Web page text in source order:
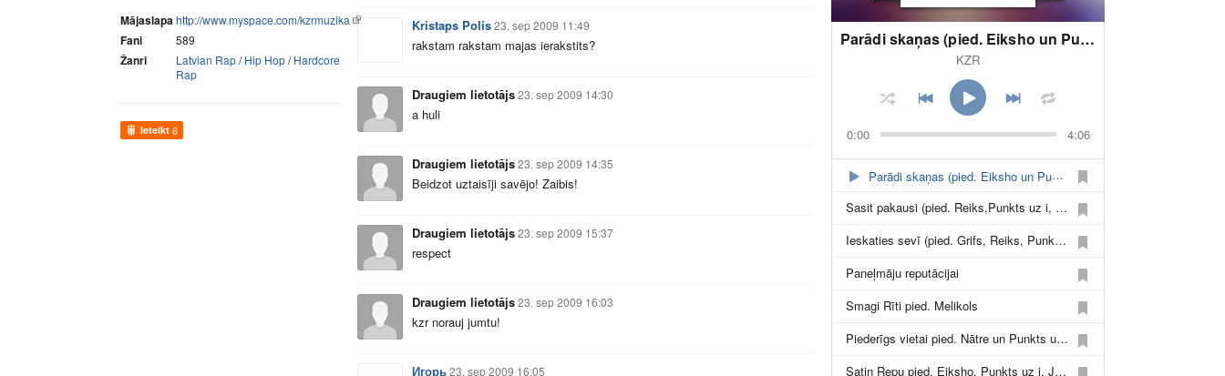
Mājaslapahttp://www.myspace.com/kzrmuzika
Fani 589
Žanri Latvian Rap/Hip Hop/Hardcore
Rap
Ieteikt 6
Kristaps Polis23. sep 2009 11:49
rakstam rakstam majas ierakstits?
Draugiem lietotājs23. sep 2009 14:30
a huli
Draugiem lietotājs23. sep 2009 14:35
Beidzot uztaisīji savējo! Zaibis!
Draugiem lietotājs23. sep 2009 15:37
respect
Draugiem lietotājs23. sep 2009 16:03
kzr norauj jumtu!
Игорь23. sep 2009 16:05
Parādi skaņas (pied. Eiksho un Punkts uz i) (Prod. KZR)
KZR
0:00 4:06
Parādi skaņas (pied. Eiksho un Punkts uz i) (Prod. KZR)
Sasit pakausi (pied. Reiks,Punkts uz i, Jeekaa)
Ieskaties sevī (pied. Grifs, Reiks, Punkts uz i)
Paneļmāju reputācijai
Smagi Rīti pied. Melikols
Piederīgs vietai pied. Nātre un Punkts uz i
Satin Repu pied. Eiksho, Punkts uz i, Jānis